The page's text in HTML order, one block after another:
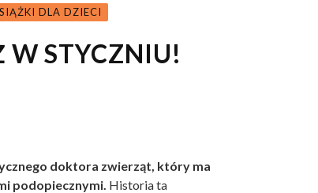
DLA DZIECI
W STYCZNIU!
doktora zwierząt, który ma
podopiecznymi. Historia ta